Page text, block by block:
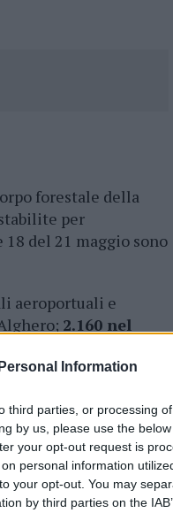
Information
third parties, or processing
by us, please use the
your opt-out request is
personal information
your opt-out. You may
by third parties on the
forestale della
per
18 del 21 maggio sono
aeroportuali e
2.160 nel